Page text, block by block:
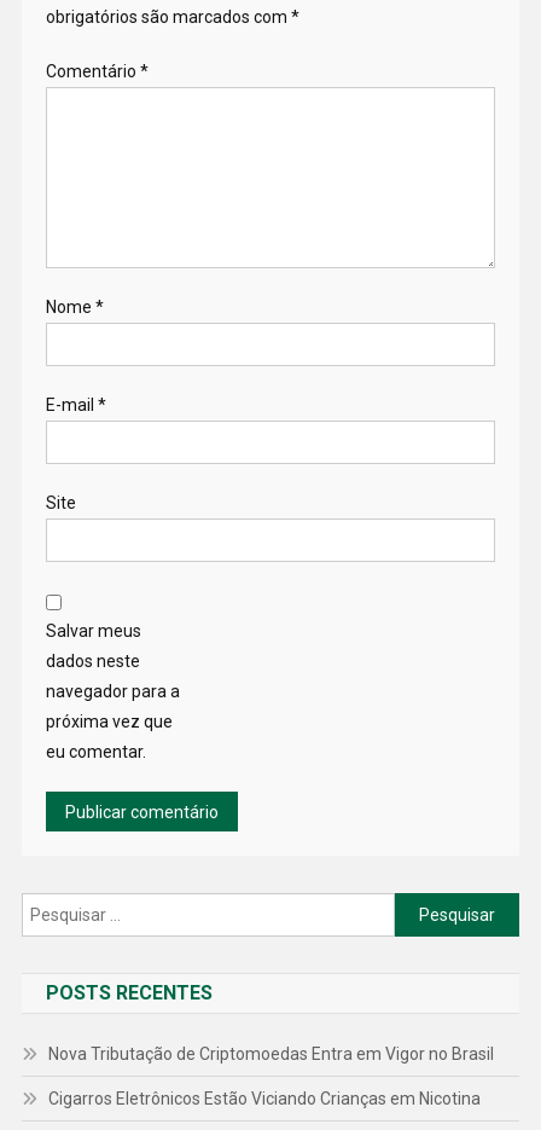
obrigatórios são marcados com *
Comentário *
Nome *
E-mail *
Site
Salvar meus
dados neste
navegador para a
próxima vez que
eu comentar.
Pesquisar
por:
POSTS RECENTES
Nova Tributação de Criptomoedas Entra em Vigor no Brasil
Cigarros Eletrônicos Estão Viciando Crianças em Nicotina